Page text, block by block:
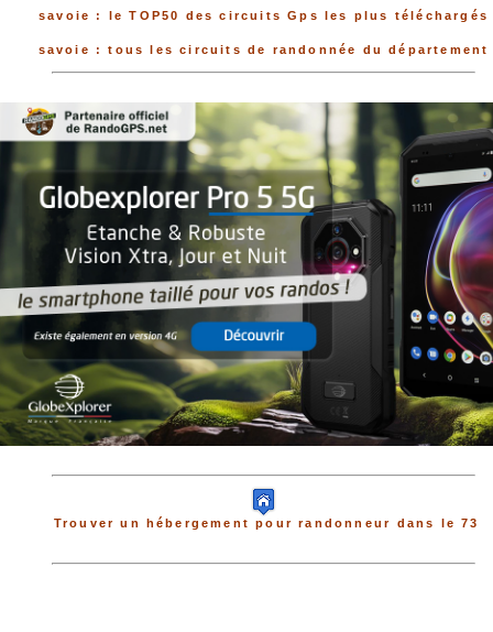
savoie : le TOP50 des circuits Gps les plus téléchargés
savoie : tous les circuits de randonnée du département
Trouver un hébergement pour randonneur dans le 73